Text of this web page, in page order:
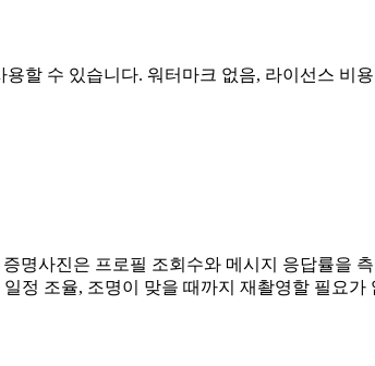
할 수 있습니다. 워터마크 없음, 라이선스 비
명사진은 프로필 조회수와 메시지 응답률을
정 조율, 조명이 맞을 때까지 재촬영할 필요